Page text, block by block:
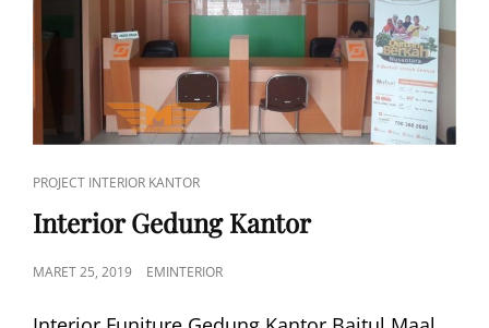
CAT
LINKS
PROJECT INTERIOR KANTOR
Interior Gedung Kantor
POSTED
MARET 25, 2019 EMINTERIOR